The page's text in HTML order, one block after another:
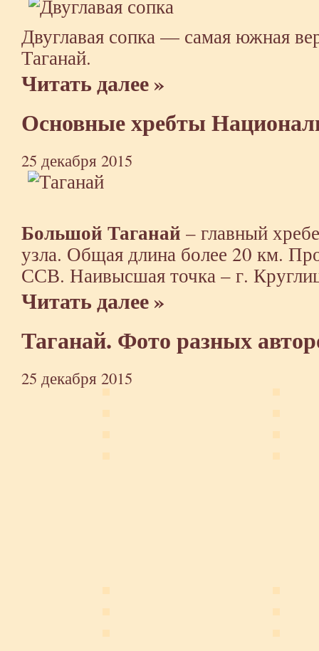
Двуглавая сопка — самая южная
Таганай.
Читать далее »
Основные хребты
25 декабря 2015
Большой Таганай – главный
узла. Общая длина более 20 км.
ССВ. Наивысшая точка – г.
Читать далее »
Таганай. Фото разных
25 декабря 2015